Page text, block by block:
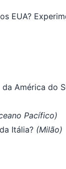
EUA?
América do
Pacífico)
Itália? (Milão)